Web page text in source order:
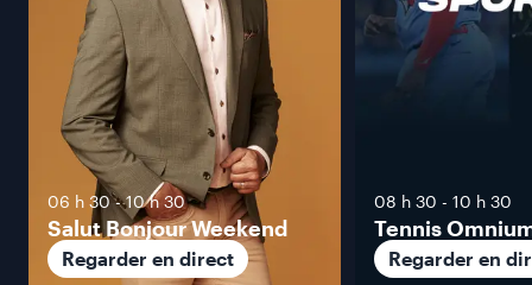
06 h 30- 10 h 30
Salut Bonjour Weekend
Regarder en direct
08 h 30 - 10 h 30
Tennis
Regarder en